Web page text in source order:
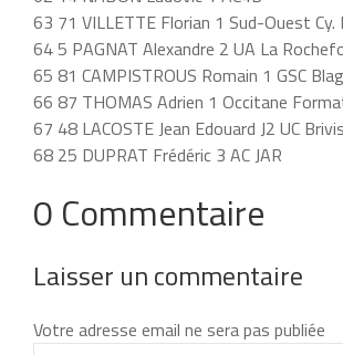
63 71 VILLETTE Florian 1 Sud-Ouest
64 5 PAGNAT Alexandre 2 UA La
65 81 CAMPISTROUS Romain 1 GSC
66 87 THOMAS Adrien 1 Occitane
67 48 LACOSTE Jean Edouard J2 UC
68 25 DUPRAT Frédéric 3 AC JAR
0 Commentaire
Laisser un commentaire
Votre adresse email ne sera pas publiée